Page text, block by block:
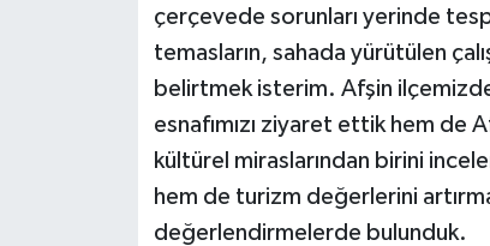
çerçevede sorunları yerinde
temasların, sahada yürütülen
belirtmek isterim. Afşin
esnafımızı ziyaret ettik hem de
kültürel miraslarından birini
hem de turizm değerlerini
değerlendirmelerde bulunduk.